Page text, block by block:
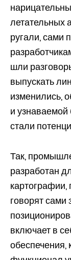
летательных
ругали, сами
шли
выпускать
изменились,
и узнаваемой
стали
Так,
разработан
картографии,
говорят сами
включает в
обеспечения,